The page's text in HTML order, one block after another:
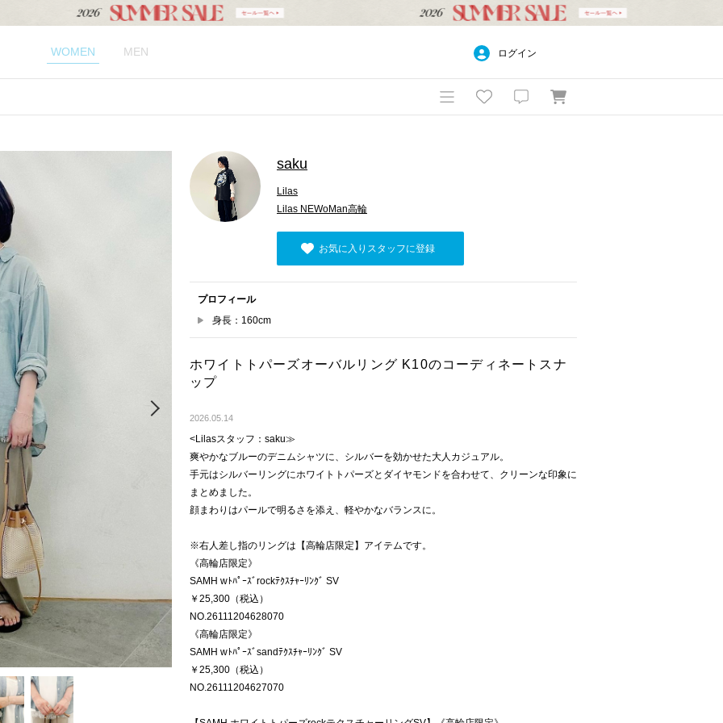
WOMEN MEN ログイン
saku
Lilas
Lilas NEWoMan高輪
お気に入りスタッフに登録
プロフィール
身長：160cm
ホワイトトパーズオーバルリング K10のコーディネートスナ
ップ
2026.05.14
<Lilasスタッフ：saku≫
爽やかなブルーのデニムシャツに、シルバーを効かせた大人カジュアル。
手元はシルバーリングにホワイトトパーズとダイヤモンドを合わせて、クリーンな印象に
まとめました。
顔まわりはパールで明るさを添え、軽やかなバランスに。
※右人差し指のリングは【高輪店限定】アイテムです。
《高輪店限定》
SAMH wﾄﾊﾟｰｽﾞrockﾃｸｽﾁｬｰﾘﾝｸﾞ SV
￥25,300（税込）
NO.26111204628070
《高輪店限定》
SAMH wﾄﾊﾟｰｽﾞsandﾃｸｽﾁｬｰﾘﾝｸﾞ SV
￥25,300（税込）
NO.26111204627070